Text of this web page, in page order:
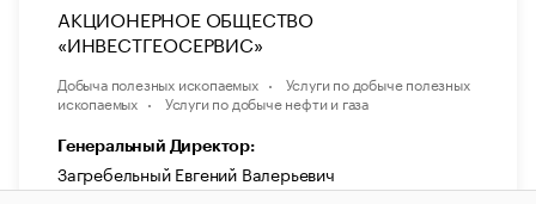
АКЦИОНЕРНОЕ ОБЩЕСТВО
«ИНВЕСТГЕОСЕРВИС»
Добыча полезных ископаемых
Услуги по добыче полезных
ископаемых
Услуги по добыче нефти и газа
Генеральный Директор:
Загребельный Евгений Валерьевич